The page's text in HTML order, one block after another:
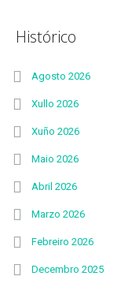
Histórico
Agosto 2026
Xullo 2026
Xuño 2026
Maio 2026
Abril 2026
Marzo 2026
Febreiro 2026
Decembro 2025